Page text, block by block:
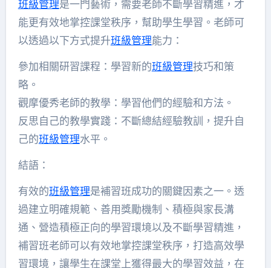
班級管理是一門藝術，需要老師不斷學習精進，才
能更有效地掌控課堂秩序，幫助學生學習。老師可
以透過以下方式提升班級管理能力：
參加相關研習課程：學習新的班級管理技巧和策
略。
觀摩優秀老師的教學：學習他們的經驗和方法。
反思自己的教學實踐：不斷總結經驗教訓，提升自
己的班級管理水平。
結語：
有效的班級管理是補習班成功的關鍵因素之一。透
過建立明確規範、善用獎勵機制、積極與家長溝
通、營造積極正向的學習環境以及不斷學習精進，
補習班老師可以有效地掌控課堂秩序，打造高效學
習環境，讓學生在課堂上獲得最大的學習效益，在